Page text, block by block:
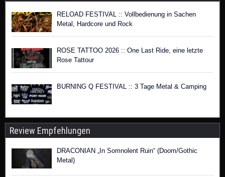
RELOAD FESTIVAL :: Vollbedienung in Sachen
Metal, Hardcore und Rock
ROSE TATTOO 2026 :: One Last Ride, eine letzte
Rose Tattour
BURNING Q FESTIVAL :: 3 Tage Metal & Camping
Review Empfehlungen
DRACONIAN „In Somnolent Ruin“ (Doom/Gothic
Metal)